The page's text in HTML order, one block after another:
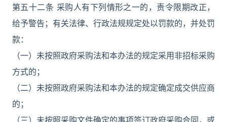
第五十二条 采购人有下列情形之一的，责令限期改正，
给予警告；有关法律、行政法规规定处以罚款的，并处罚
款：
（一）未按照政府采购法和本办法的规定采用非招标采购
方式的；
（二）未按照政府采购法和本办法的规定确定成交供应商
的；
（三）未按照采购文件确定的事项签订政府采购合同，或